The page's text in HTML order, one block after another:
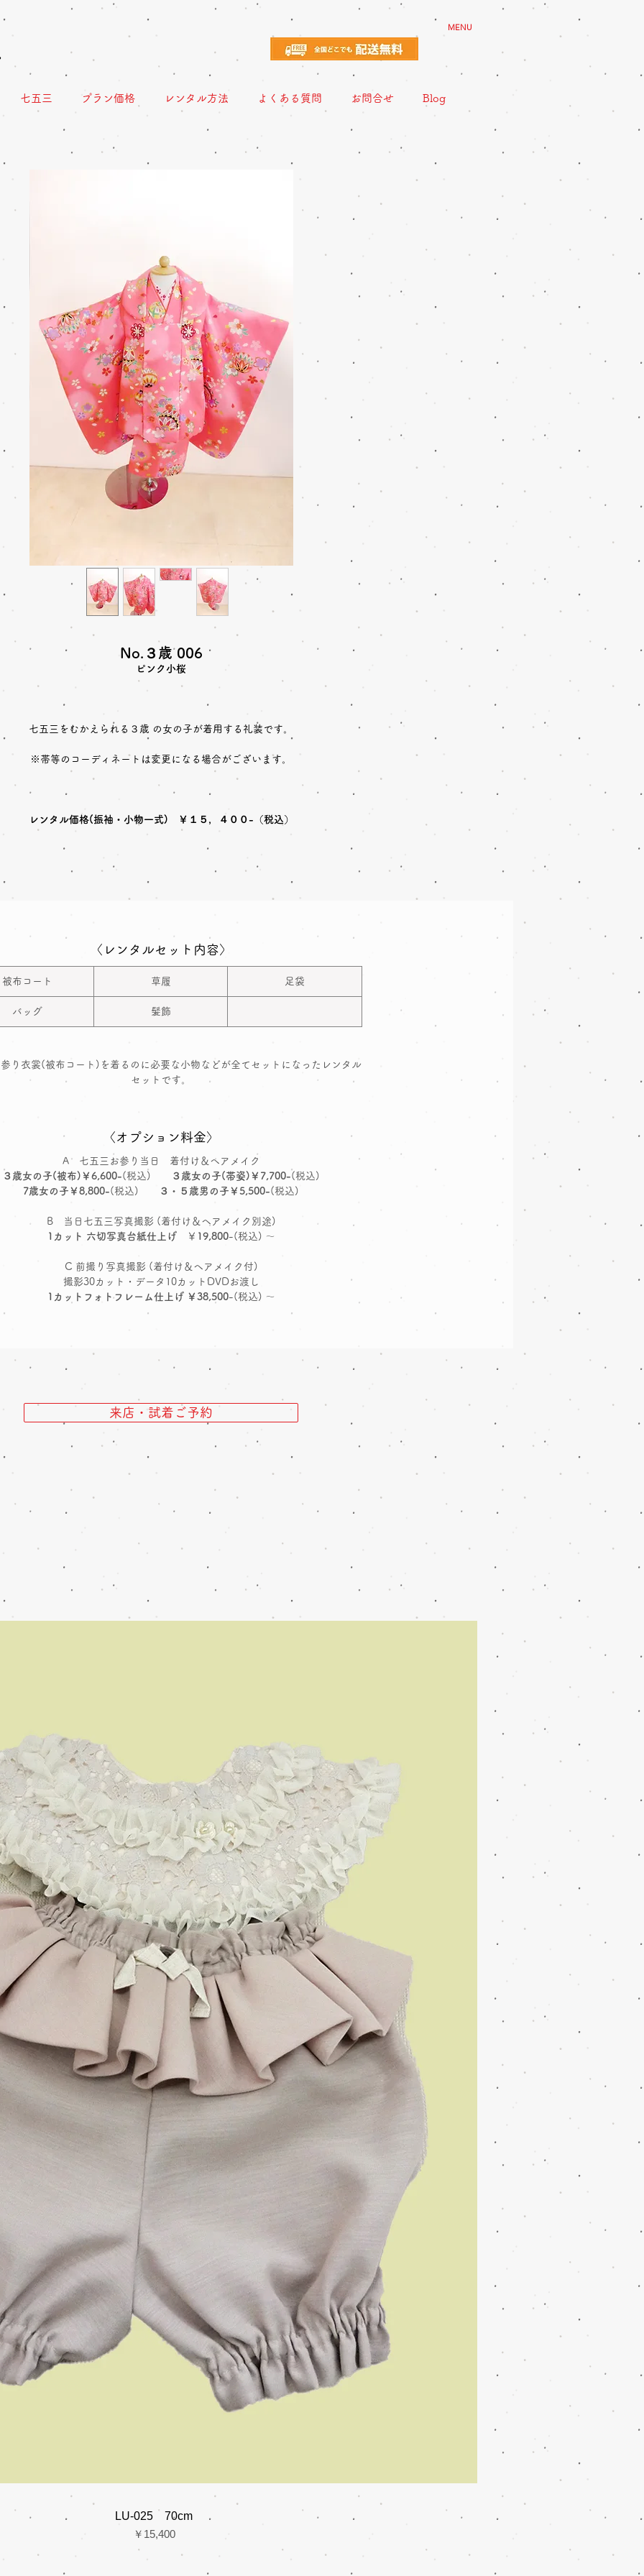
MENU
七五三 プラン価格 レンタル方法 よくある質問 お問合せ Blog
No.３歳 006
ピンク小桜
七五三をむかえられる３歳 の女の子が着用する礼装です。
※帯等のコーディネートは変更になる場合がございます。
レンタル価格(振袖・小物一式) ￥１５，４００-（税込）
〈レンタルセット内容〉
被布コート 草履 足袋
バッグ 髪飾
り衣裳(被布コート)を着るのに必要な小物などが全てセットになったレンタル
セットです。
〈オプション料金〉
A 七五三お参り当日 着付け＆ヘアメイク
３歳女の子(被布)￥6,600-(税込) ３歳女の子(帯姿)￥7,700-(税込)
7歳女の子￥8,800-(税込) ３・５歳男の子￥5,500-(税込)
B 当日七五三写真撮影 (着付け＆ヘアメイク別途)
1カット 六切写真台紙仕上げ
￥ 19,800-(税込) ～
C 前撮り写真撮影 (着付け＆ヘアメイク付)
撮影30カット・データ10カットDVDお渡し
1カットフォトフレーム仕上げ ￥38,500-(税込) ～
来店・試着ご予約
LU-025 70cm
価格
￥15,400